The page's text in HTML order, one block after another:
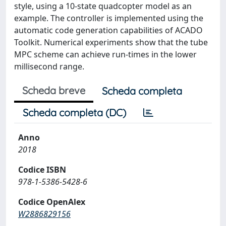
style, using a 10-state quadcopter model as an
example. The controller is implemented using the
automatic code generation capabilities of ACADO
Toolkit. Numerical experiments show that the tube
MPC scheme can achieve run-times in the lower
millisecond range.
Scheda breve
Scheda completa
Scheda completa (DC)
Anno
2018
Codice ISBN
978-1-5386-5428-6
Codice OpenAlex
W2886829156